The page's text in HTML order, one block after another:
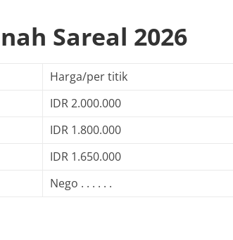
Sareal 2026
Harga/per titik
IDR 2.000.000
IDR 1.800.000
IDR 1.650.000
Nego . . . . . .